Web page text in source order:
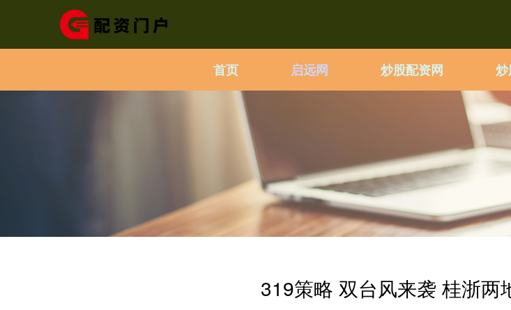
首页 启远网 炒股配资网
319策略 双台风来袭 桂浙两